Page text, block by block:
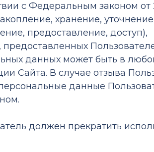
с Федеральным законом от
хранение, уточнение
предоставление, доступ),
данных может быть в
Сайта. В случае отзыва
данные
должен прекратить